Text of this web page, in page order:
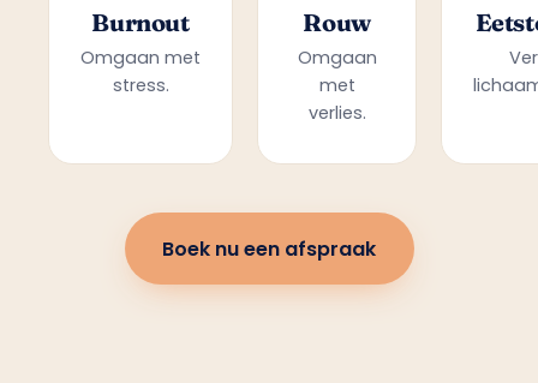
Burnout
Omgaan met
stress.
Rouw
Omgaan
met
verlies.
Boek nu een afspraak